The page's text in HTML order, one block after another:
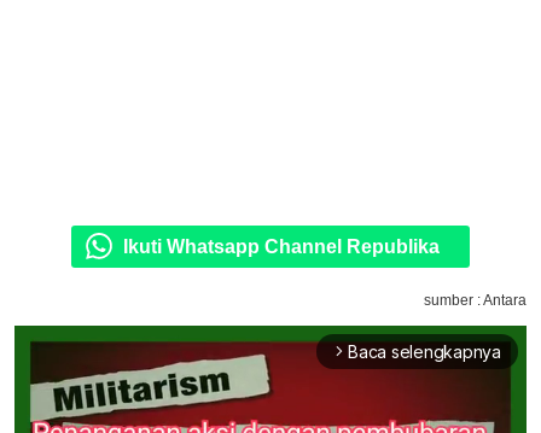
Ikuti Whatsapp Channel Republika
sumber : Antara
arrow_forward_ios Baca selengkapnya